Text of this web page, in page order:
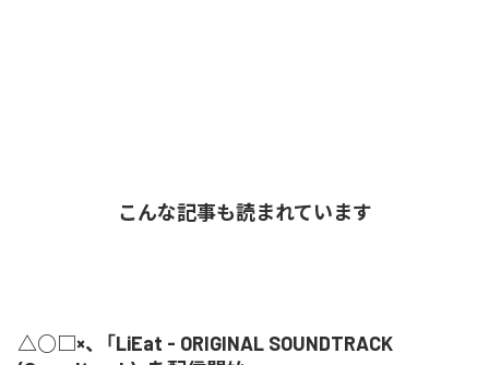
こんな記事も読まれています
△○□×、「LiEat - ORIGINAL SOUNDTRACK